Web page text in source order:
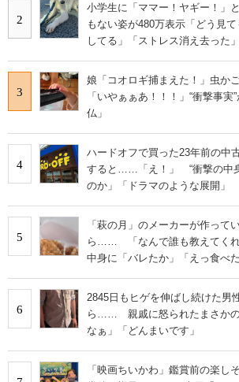
2
小学生に「ママー！ヤギー！」
もない姿が480万表示「どう見
してる」「ストレス消え去った」
3
娘「コオロギ捕まえた！」虫か
「いやぁぁあ！！！」“衝撃事
仏」
4
ハードオフで買った23年前の中
すると……「え！」 “衝撃の中
のか」「ドラマのような展開」
5
「萩の月」のメーカーが作って
ら…… 「なんで誰も教えてくれ
中身に「バレたか」「えっ食べた
6
2845日もヒゲを伸ばし続けた男
ら…… 親戚に怒られたまさかの
なぁ」「どんまいです」
「映画ちいかわ」鑑賞前の楽し